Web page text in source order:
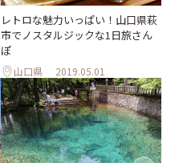
レトロな魅力いっぱい！山口県萩
市でノスタルジックな1日旅さん
ぽ
山口県 2019.05.01